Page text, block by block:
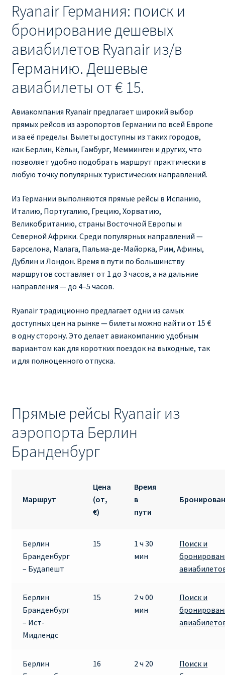
Ryanair изменить дату
Ryanair изменить фамилию
Ryanair Испания
RYANAIR ИТАЛИЯ
RYANAIR КУПИТЬ БИЛЕТЫ ENGLISH
Ryanair направления, акции
Ryanair онлайн регистрация
Ryanair пересадки
RYANAIR ПОДГОРИЦА, ЧЕРНОГОРИЯ
Ryanair Польша
RYANAIR ПОСАДОЧНЫЙ ТАЛОН – BOARDING PASS
Ryanair Россия
Ryanair Україна из Киева, Одессы, Львова, Харькова,
Херсона от € 15
Авиабилеты Ryanair на Тенерифе от €15
АВИАБИЛЕТЫ ВИЛЬНЮС БАРСЕЛОНА
АВИАБИЛЕТЫ ХЕЛЬСИНКИ МИЛАН
Акции RYANAIR из Варшавы
Ryanair Германия: поиск и
бронирование дешевых
авиабилетов Ryanair из/в
Германию. Дешевые
авиабилеты от € 15.
Авиакомпания Ryanair предлагает широкий выбор
прямых рейсов из аэропортов Германии по всей Европе
и за её пределы. Вылеты доступны из таких городов,
как Берлин, Кёльн, Гамбург, Мемминген и других, что
позволяет удобно подобрать маршрут практически в
любую точку популярных туристических направлений.
Из Германии выполняются прямые рейсы в Испанию,
Италию, Португалию, Грецию, Хорватию,
Великобританию, страны Восточной Европы и
Северной Африки. Среди популярных направлений —
Барселона, Малага, Пальма-де-Майорка, Рим, Афины,
Дублин и Лондон. Время в пути по большинству
маршрутов составляет от 1 до 3 часов, а на дальние
направления — до 4–5 часов.
Ryanair традиционно предлагает одни из самых
доступных цен на рынке — билеты можно найти от 15 €
в одну сторону. Это делает авиакомпанию удобным
вариантом как для коротких поездок на выходные, так
и для полноценного отпуска.
Прямые рейсы Ryanair из
аэропорта Берлин
Бранденбург
Маршрут
Цена
(от,
€)
Время
в
пути
Берлин
Бранденбург
– Будапешт
15
1 ч 30
мин
Поиск и
Берлин
Бранденбург
– Ист-
Мидлендс
15
2 ч 00
мин
Поиск и
Берлин
16
2 ч 20
Поиск и